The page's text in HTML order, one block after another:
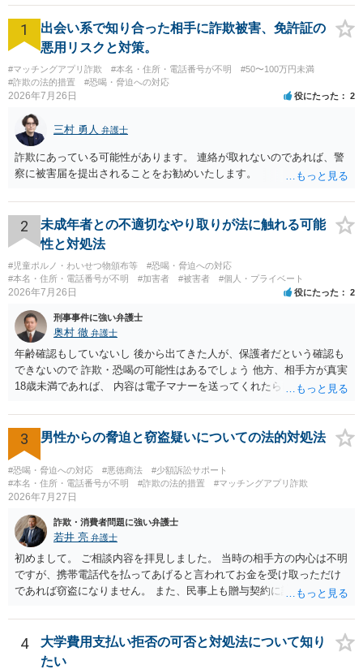
1
出会い系で知り合った相手に詐欺被害、免許証の
悪用リスクと対策。
#マッチングアプリ詐欺 #本名・住所・電話番号が不明
#50〜100万円未満
#詐欺の法的措置
#恐喝・脅迫への対応
2026年7月26日 役にたった 2
三村 勇人 弁護士
詐欺にあっている可能性があります。 連絡が取れないのであれば、警
察に被害届を提出されることをお勧めいたします。
2
未成年者との不適切なやり取りが法に触れる可能
性と対処法
#児童ポルノ・わいせつ物頒布等
#恐喝・脅迫への対応
#本名・住所・電話番号が不明
#加害者 #被害者 #個人・プライベート
2026年7月26日 役にたった 2
刑事事件に強い弁護士
奥村 徹 弁護士
年齢確認もしていないし 後から出てきた人が、保護者だという確認も
できないので 詐欺・恐喝の可能性はあるでしょう 他方、相手方が真実
18歳未満であれば、 内容は電子マナーを送ってくれたら自慰行為など
画の尺は10分ほど、服を着たままで胸を触って欲しい、などの要望を
して、要求された金額(1000円程度)の電子マネーを送信してしまいま
した。 そこから、撮影するまで暇なので顔の雰囲気の写真を交換して
欲しい、住んでいる都道府県と区を教えてと言われたので教えたりと
言ったやり取りをしていました。 というやりとりは、青少年条例違反
（わいせつ行為）の疑いがあります。18歳未満と知らなくても処罰可
能です。
3 男性からの脅迫と窃盗疑いについての法的対処法
#恐喝・脅迫への対応 #悪徳商法
#少額訴訟サポート
#本名・住所・電話番号が不明
#詐欺の法的措置 #マッチングアプリ詐欺
2026年7月27日
詐欺・消費者問題に強い弁護士
若井 亮 弁護士
初めまして。 ご相談内容を拝見しました。 当時の相手方の内心は不明
ですが、携帯電話代を払ってあげると言われてお金を受け取っただけ
であれば窃盗になりません。 また、民事上も贈与契約に該当すると思
ず、可能であればブロックをするようにしてください。 ご不安であれ
ば、最寄りの警察署に相談をしても良いかもしれません。 以上、ご参
考になれば幸いです。
4
大学費用支払い拒否の可否と対処法について知り
たい